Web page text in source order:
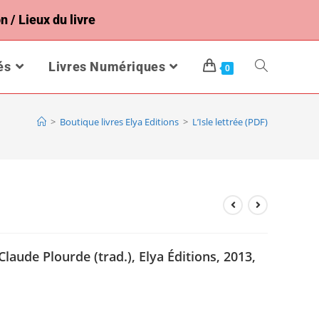
/ Lieux du livre
Livres Numériques 0
> Boutique livres Elya Editions > L’Isle lettrée (PDF)
Plourde (trad.), Elya Éditions, 2013,